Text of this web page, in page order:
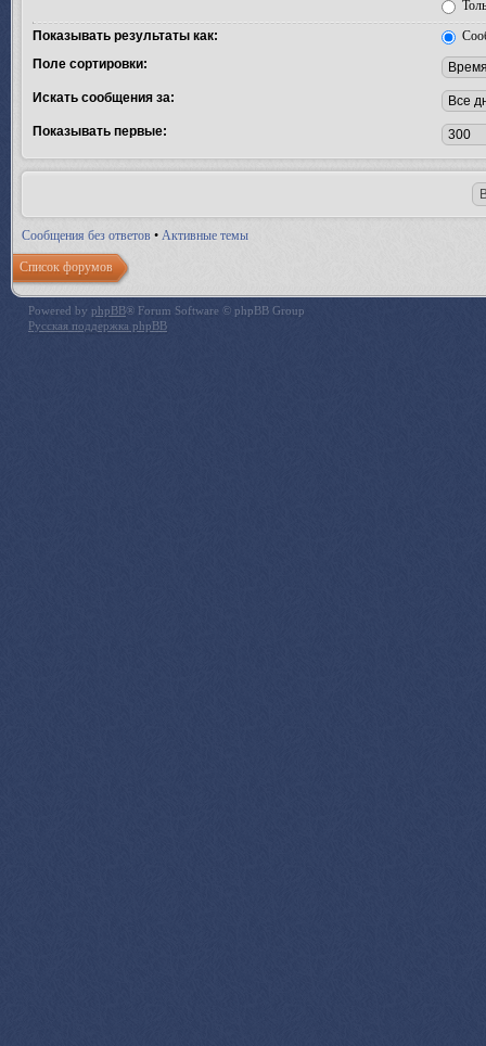
Показывать результаты как:
Поле сортировки:
Искать сообщения за:
Показывать первые:
Сообщения без ответов • Активные темы
Список форумов
Powered by phpBB® Forum Software © phpBB Group
Русская поддержка phpBB